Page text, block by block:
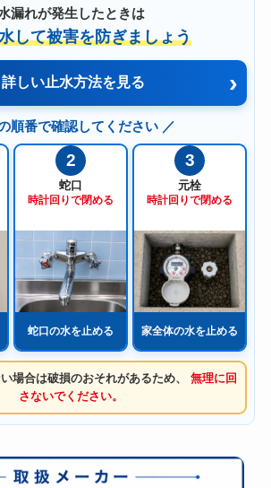
漏れが発生したときは
して被害を防ぎましょう
詳しい止水方法を見る ›
順番で確認してください ／
2
蛇口
時計回りで閉める
蛇口の水を止める
3
元栓
時計回りで閉める
家全体の水を止める
場合は破損のおそれがあるため、 無理に回
さないでください。